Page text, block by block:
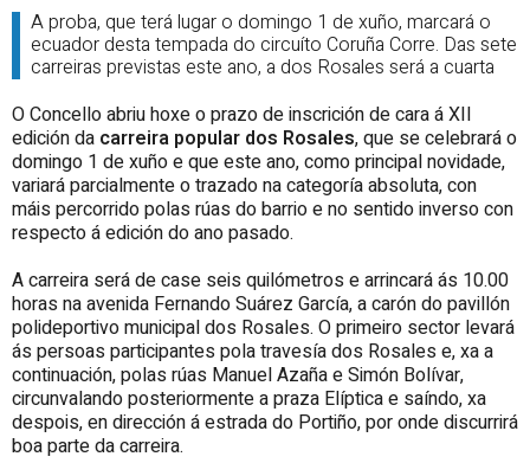
A proba, que terá lugar o domingo 1 de xuño, marcará o
ecuador desta tempada do circuíto Coruña Corre. Das sete
carreiras previstas este ano, a dos Rosales será a cuarta
O Concello abriu hoxe o prazo de inscrición de cara á XII
edición da carreira popular dos Rosales, que se celebrará o
domingo 1 de xuño e que este ano, como principal novidade,
variará parcialmente o trazado na categoría absoluta, con
máis percorrido polas rúas do barrio e no sentido inverso con
respecto á edición do ano pasado.
A carreira será de case seis quilómetros e arrincará ás 10.00
horas na avenida Fernando Suárez García, a carón do pavillón
polideportivo municipal dos Rosales. O primeiro sector levará
ás persoas participantes pola travesía dos Rosales e, xa a
continuación, polas rúas Manuel Azaña e Simón Bolívar,
circunvalando posteriormente a praza Elíptica e saíndo, xa
despois, en dirección á estrada do Portiño, por onde discurrirá
boa parte da carreira.